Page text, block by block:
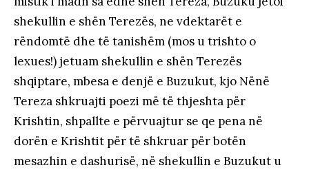
shekullin e shën Terezës, ne vdektarët e
rëndomtë dhe të tanishëm (mos u trishto o
lexues!) jetuam shekullin e shën Terezës
shqiptare, mbesa e denjë e Buzukut, kjo Nënë
Tereza shkruajti poezi më të thjeshta për
Krishtin, shpallte e përvuajtur se qe pena në
dorën e Krishtit për të shkruar për botën
mesazhin e dashurisë, në shekullin e Buzukut u